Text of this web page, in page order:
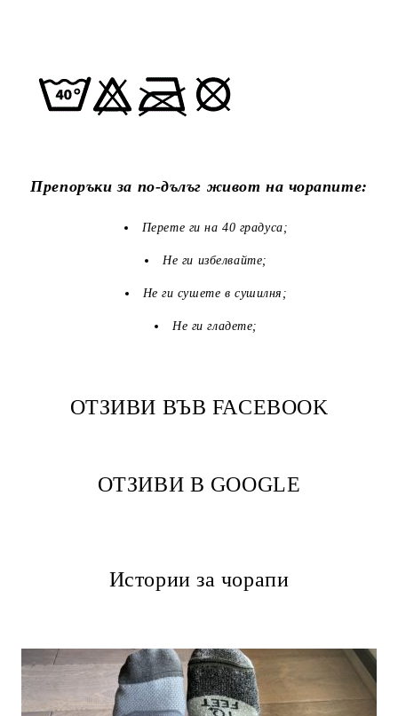
Препоръки за по-дълъг живот на чорапите:
Перете ги на 40 градуса;
Не ги избелвайте;
Не ги сушете в сушилня;
Не ги гладете;
ОТЗИВИ ВЪВ FACEBOOK
ОТЗИВИ В GOOGLE
Истории за чорапи